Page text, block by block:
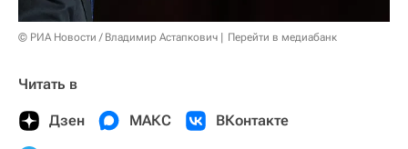
© РИА Новости / Владимир Астапкович Перейти в медиабанк
Читать в
Дзен МАКС ВКонтакте